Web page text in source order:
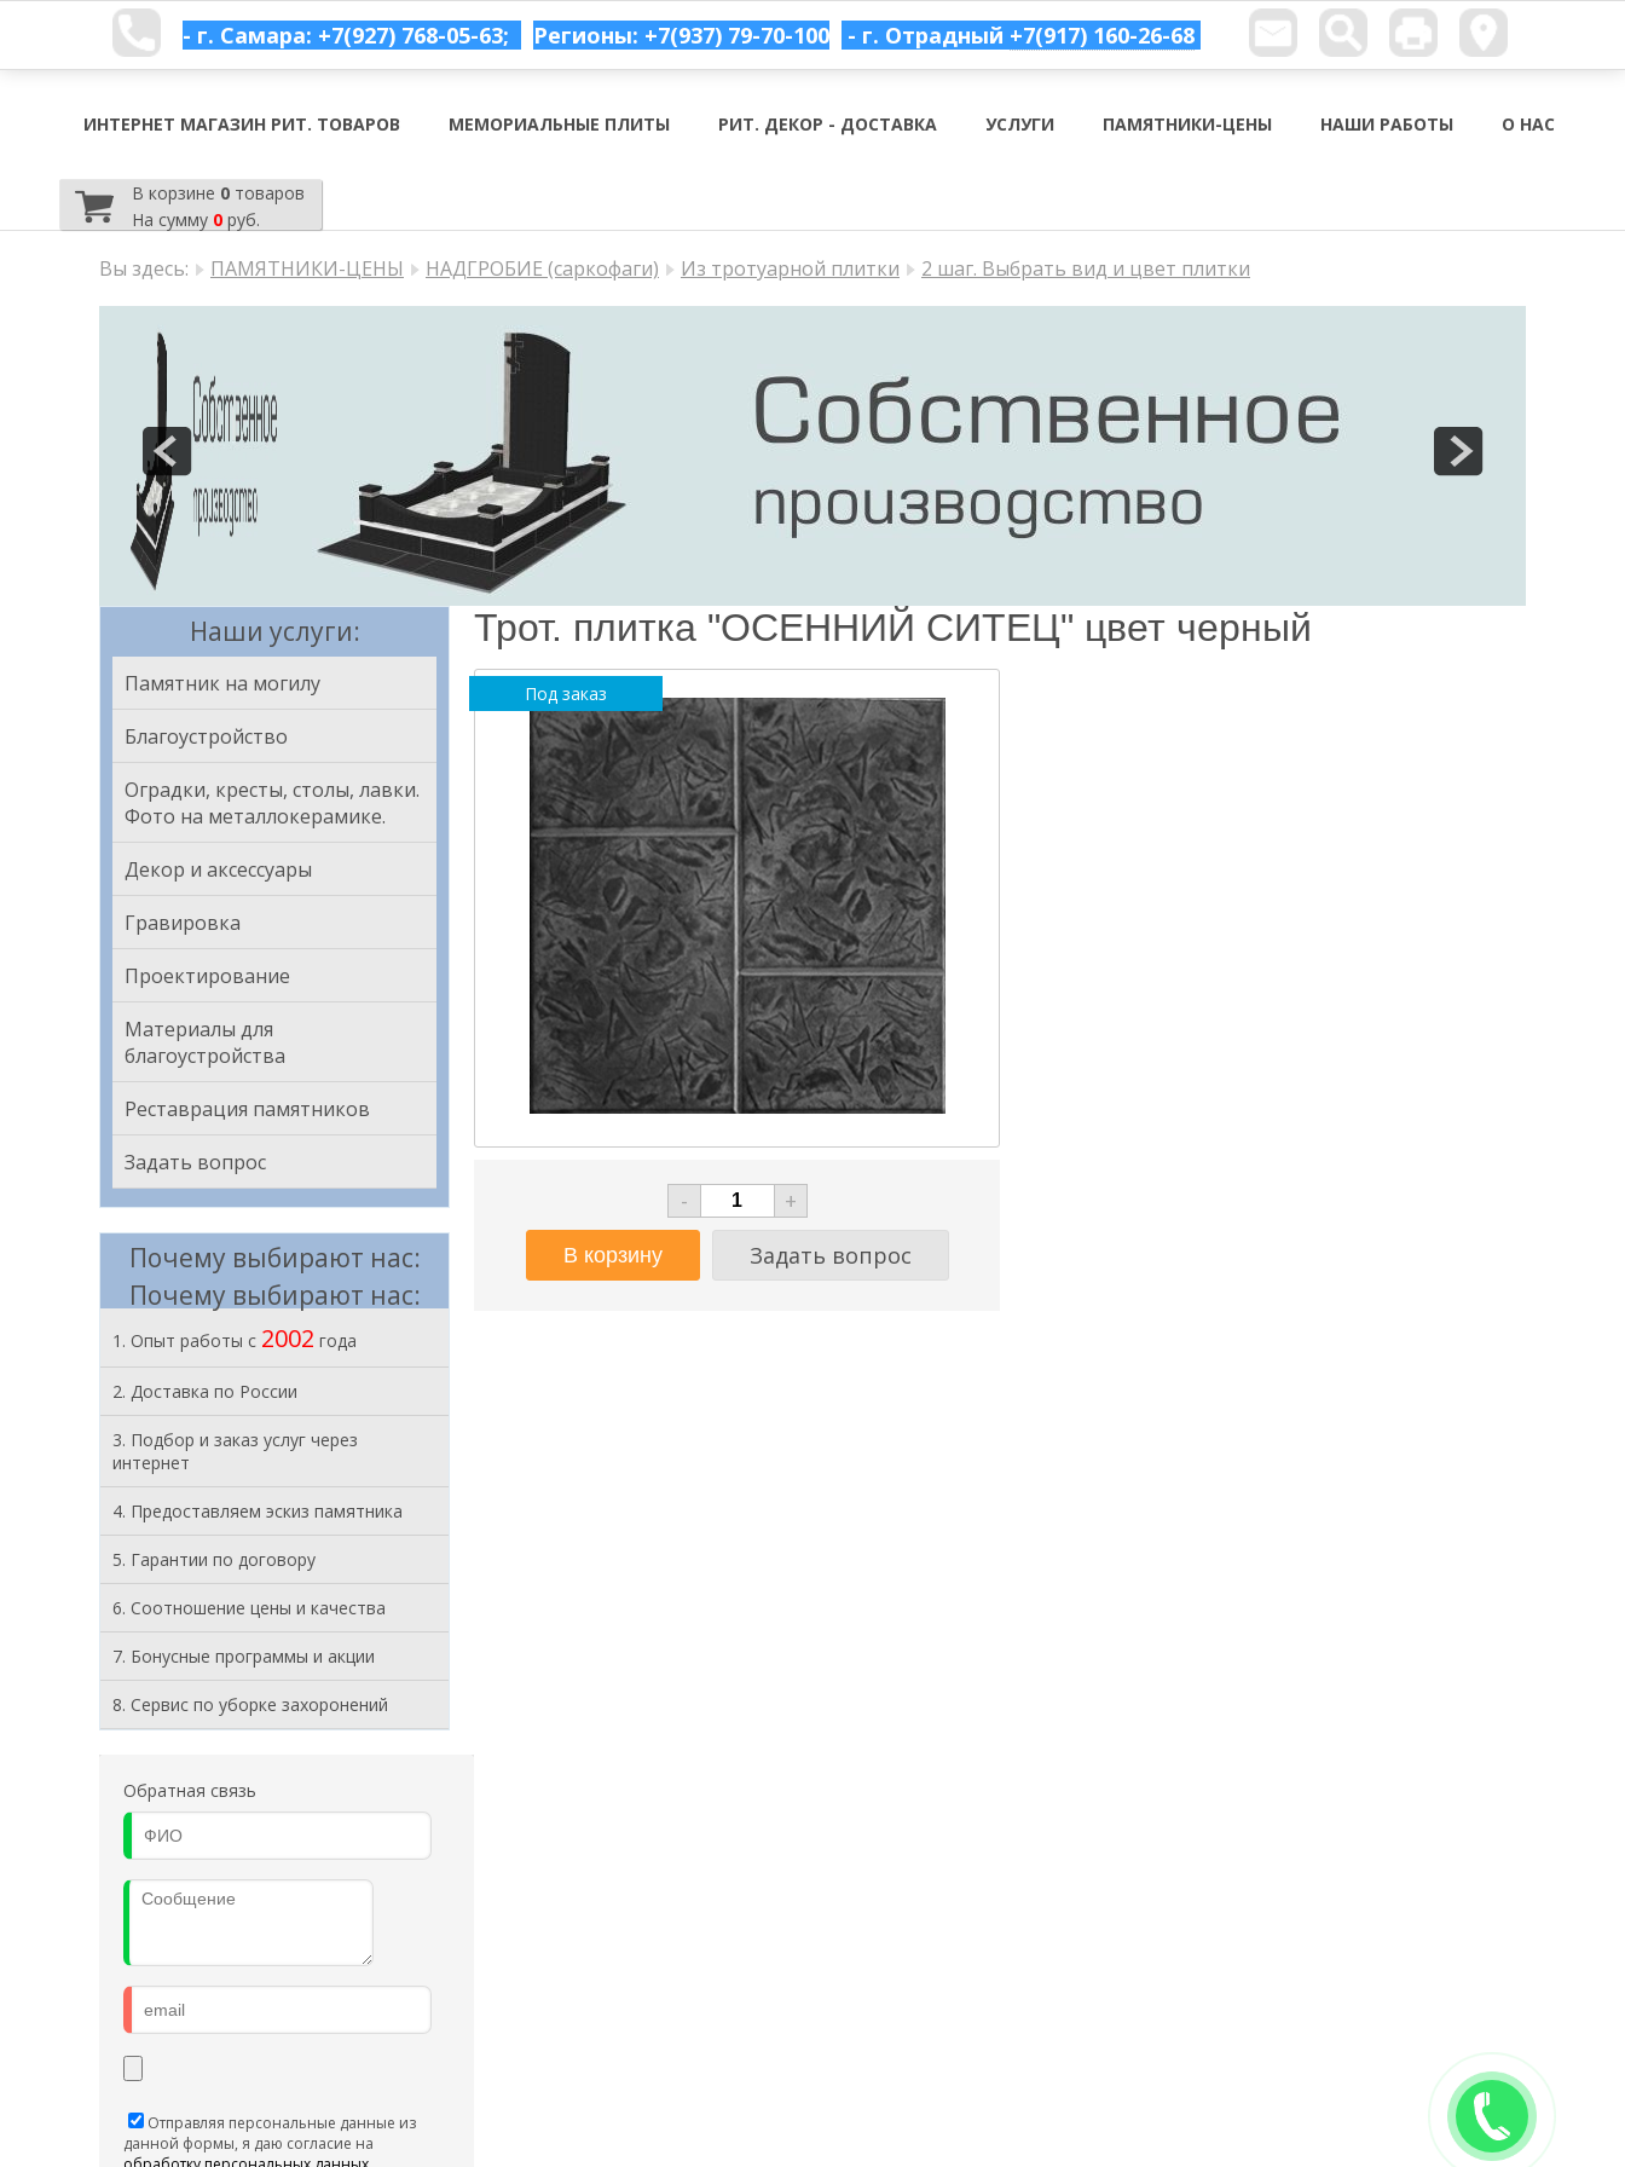
- г. Самара: +7(927) 768-05-63; Регионы: +7(937) 79-70-100 - г. Отрадный +7(917) 160-26-68
ИНТЕРНЕТ МАГАЗИН РИТ. ТОВАРОВ МЕМОРИАЛЬНЫЕ ПЛИТЫ РИТ. ДЕКОР - ДОСТАВКА УСЛУГИ ПАМЯТНИКИ-ЦЕНЫ НАШИ РАБОТЫ О НАС
В корзине 0товаров
На сумму 0руб.
Вы здесь: ПАМЯТНИКИ-ЦЕНЫ НАДГРОБИЕ (саркофаги) Из тротуарной плитки 2 шаг. Выбрать вид и цвет плитки
Наши услуги:
Памятник на могилу
Благоустройство
Оградки, кресты, столы, лавки.
Фото на металлокерамике.
Декор и аксессуары
Гравировка
Проектирование
Материалы для
благоустройства
Реставрация памятников
Задать вопрос
Почему выбирают нас:
Почему выбирают нас:
1. Опыт работы с 2002 года
2. Доставка по России
3. Подбор и заказ услуг через
интернет
4. Предоставляем эскиз памятника
5. Гарантии по договору
6. Соотношение цены и качества
7. Бонусные программы и акции
8. Cервис по уборке захоронений
Обратная связь
Отправляя персональные данные из
данной формы, я даю согласие на
Трот. плитка "ОСЕННИЙ СИТЕЦ" цвет черный
Под заказ
-
+
Задать вопрос